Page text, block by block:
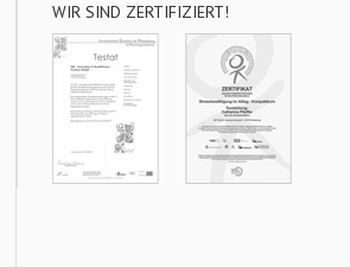
WIR SIND ZERTIFIZIERT!